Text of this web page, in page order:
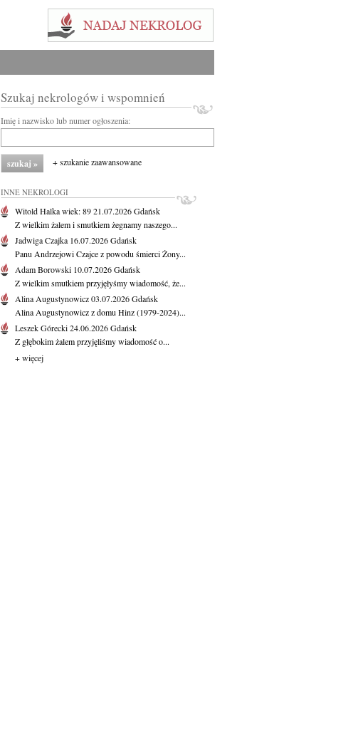
Szukaj nekrologów i wspomnień
Imię i nazwisko lub numer ogłoszenia:
+ szukanie zaawansowane
INNE NEKROLOGI
Witold Halkawiek: 8921.07.2026Gdańsk
Z wielkim żalem i smutkiem żegnamy naszego...
Jadwiga Czajka 16.07.2026Gdańsk
Panu Andrzejowi Czajce z powodu śmierci Żony...
Adam Borowski 10.07.2026Gdańsk
Z wielkim smutkiem przyjęłyśmy wiadomość, że...
Alina Augustynowicz03.07.2026Gdańsk
Alina Augustynowicz z domu Hinz (1979-2024)...
Leszek Górecki24.06.2026Gdańsk
Z głębokim żalem przyjęliśmy wiadomość o...
+ więcej